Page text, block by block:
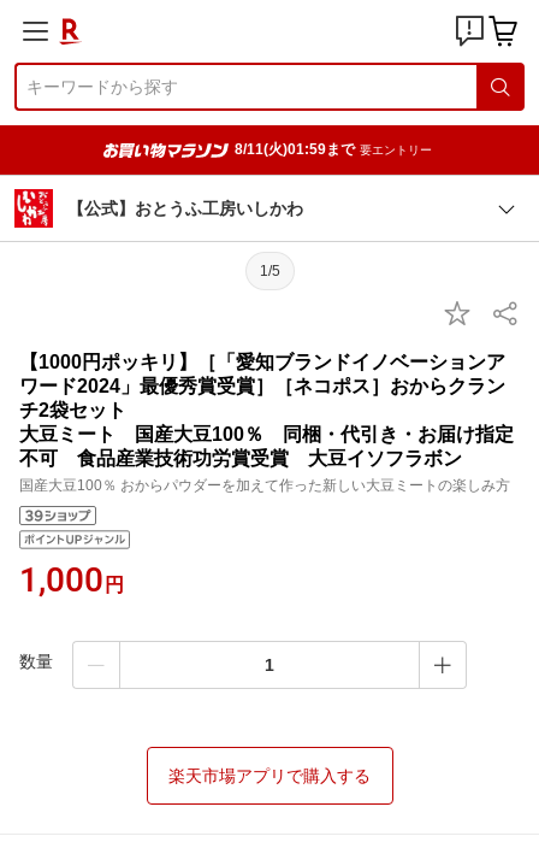
8/11(火)01:59まで 要エントリー
【公式】おとうふ工房いしかわ
1/5
【1000円ポッキリ】［「愛知ブランドイノベーションア
ワード2024」最優秀賞受賞］［ネコポス］おからクラン
チ2袋セット
大豆ミート 国産大豆100％ 同梱・代引き・お届け指定
不可 食品産業技術功労賞受賞 大豆イソフラボン
国産大豆100％ おからパウダーを加えて作った新しい大豆ミートの楽しみ方
1,000 円
数量
楽天市場アプリで購入する